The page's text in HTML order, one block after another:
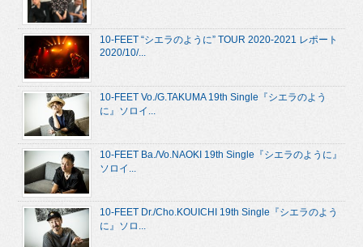
10-FEET “シエラのように” TOUR 2020-2021 レポート
2020/10/...
10-FEET Vo./G.TAKUMA 19th Single『シエラのよう
に』ソロイ...
10-FEET Ba./Vo.NAOKI 19th Single『シエラのように』
ソロイ...
10-FEET Dr./Cho.KOUICHI 19th Single『シエラのよう
に』ソロ...